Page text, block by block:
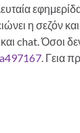
η σεζόν
chat. Όσοι
. Γεια